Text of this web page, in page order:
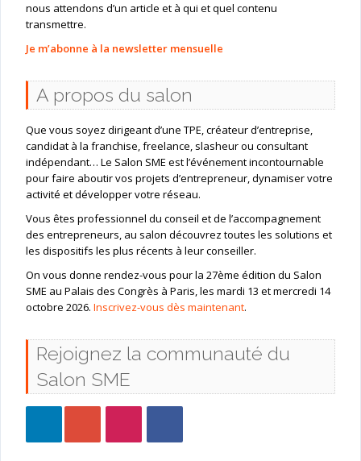
nous attendons d’un article et à qui et quel contenu
transmettre.
Je m’abonne à la newsletter mensuelle
A propos du salon
Que vous soyez dirigeant d’une TPE, créateur d’entreprise,
candidat à la franchise, freelance, slasheur ou consultant
indépendant… Le Salon SME est l’événement incontournable
pour faire aboutir vos projets d’entrepreneur, dynamiser votre
activité et développer votre réseau.
Vous êtes professionnel du conseil et de l’accompagnement
des entrepreneurs, au salon découvrez toutes les solutions et
les dispositifs les plus récents à leur conseiller.
On vous donne rendez-vous pour la 27ème édition du Salon
SME au Palais des Congrès à Paris, les mardi 13 et mercredi 14
octobre 2026. Inscrivez-vous dès maintenant.
Rejoignez la communauté du
Salon SME